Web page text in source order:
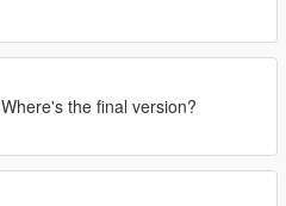
Where's the final version?